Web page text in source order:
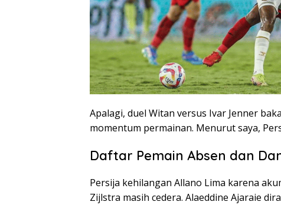
Apalagi, duel Witan versus Ivar Jenner
momentum permainan. Menurut saya,
Daftar Pemain Absen dan
Persija kehilangan Allano Lima karena
Zijlstra masih cedera. Alaeddine Ajaraie